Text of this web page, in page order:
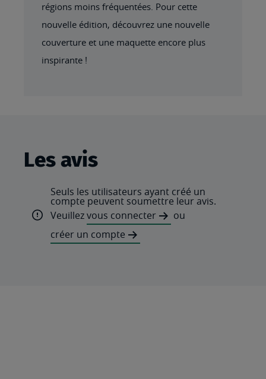
régions moins fréquentées. Pour cette
nouvelle édition, découvrez une nouvelle
couverture et une maquette encore plus
inspirante !
Les avis
Seuls les utilisateurs ayant créé un
compte peuvent soumettre leur avis.
Veuillezvous connecter
ou
créer un compte